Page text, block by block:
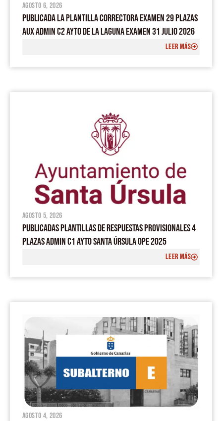
agosto 6, 2026
PUBLICADA LA PLANTILLA CORRECTORA EXAMEN 29 PLAZAS
AUX ADMIN C2 AYTO DE LA LAGUNA EXAMEN 31 JULIO 2026
LEER MÁS
agosto 5, 2026
PUBLICADAS PLANTILLAS DE RESPUESTAS PROVISIONALES 4
PLAZAS ADMIN C1 AYTO SANTA ÚRSULA OPE 2025
LEER MÁS
agosto 4, 2026